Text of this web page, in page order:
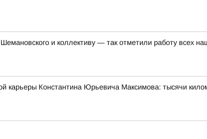
и коллективу — так отметили работу всех
Константина Юрьевича Максимова: тысячи